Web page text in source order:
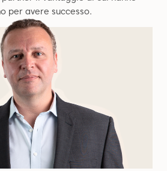
per avere successo.